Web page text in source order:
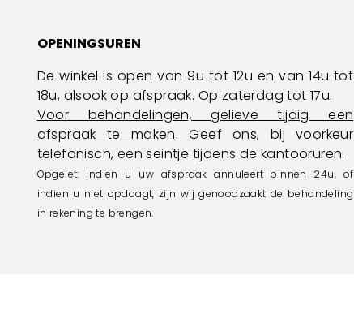
OPENINGSUREN
De winkel is open van 9u tot 12u en van 14u tot
18u, alsook op afspraak. Op zaterdag tot 17u.
Voor behandelingen, gelieve tijdig een
afspraak te maken. Geef ons, bij voorkeur
telefonisch, een seintje tijdens de kantooruren.
Opgelet: indien u uw afspraak annuleert binnen 24u, of
indien u niet opdaagt, zijn wij genoodzaakt de behandeling
in rekening te brengen.